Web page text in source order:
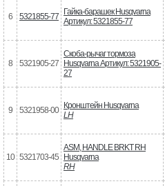
6 5321855-77 Гайка-барашек Husqvarna
Артикул: 5321855-77
8 5321905-27
Скоба-рычаг тормоза
Husqvarna Артикул: 5321905-
27
9 5321958-00 Кронштейн Husqvarna
LH
10 5321703-45
ASM, HANDLE BRKT RH
Husqvarna
RH